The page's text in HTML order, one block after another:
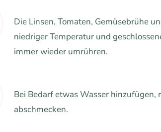
Die Linsen, Tomaten, Gemüsebrühe
niedriger Temperatur und
immer wieder umrühren.
Bei Bedarf etwas Wasser
abschmecken.